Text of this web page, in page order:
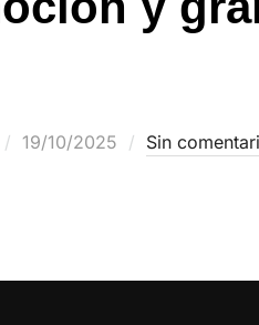
19/10/2025 Sin